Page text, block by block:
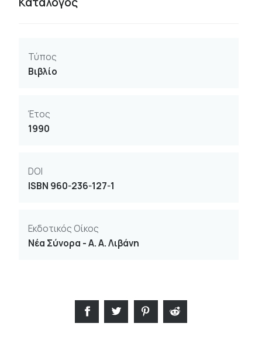
Τύπος
Βιβλίο
Έτος
1990
DOI
ISBN 960-236-127-1
Εκδοτικός Οίκος
Νέα Σύνορα - Α. Α. Λιβάνη